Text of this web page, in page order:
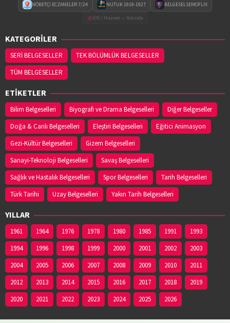
NÖBETÇİ ECZANELER 7/24 NUTUK 1919-1927
BELGESELSEMOFLIX
iOS / Huawei — Yakında
KATEGORİLER
SERİ BELGESELLER
TEK BÖLÜMLÜK BELGESELLER
TÜM BELGESELLER
ETİKETLER
Bilim Belgeselleri Biyografi ve Drama Belgeselleri
Diğer Belgeseller
Doğa & Canlı Belgeselleri
Eleştiri Belgeselleri
Eğitici Animasyon
Gezi-Kültür Belgeselleri
Gizem Belgeselleri
Sanayi-Teknoloji Belgeselleri
Savaş Belgeselleri
Sağlık ve Hastalık Belgeselleri
Spor Belgeselleri
Tarih Belgeselleri
Türk Tarihi
Uzay Belgeselleri Yakın Tarih Belgeselleri
YILLAR
1961 1964 1976 1978 1980 1985 1991
1993
1994
1996 1998 1999 2000 2001 2002
2003
2004
2005 2006 2007 2008 2009 2010
2011
2012
2013 2014 2015 2016 2017 2018
2019
2020
2021 2022 2023 2024 2025 2026